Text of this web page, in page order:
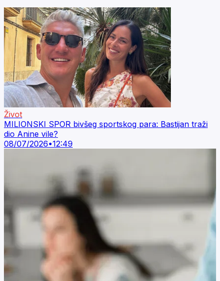
Život
MILIONSKI SPOR bivšeg sportskog para: Bastijan traži
dio Anine vile?
08/07/2026•12:49